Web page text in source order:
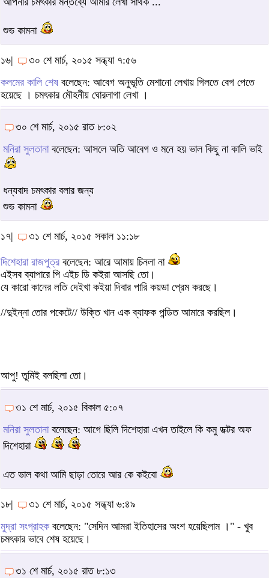
শুভ কামনা
১৬|
৩০ শে মার্চ, ২০১৫ সন্ধ্যা ৭:৫৬
কলমের কালি শেষ বলেছেন: আবেগ অনুভূতি মেশানো লেখায় গিলতে বেগ পেতে
হয়েছে । চমৎকার মৌহনীয় ঘোরলাগা লেখা ।
৩০ শে মার্চ, ২০১৫ রাত ৮:০২
মনিরা সুলতানাবলেছেন: আসলে অতি আবেগ ও মনে হয় ভাল কিছু না কালি ভাই
ধন্যবাদ চমৎকার বলার জন্য
শুভ কামনা
১৭| ৩১ শে মার্চ, ২০১৫ সকাল ১১:১৮
দিশেহারা রাজপুত্র বলেছেন: আরে আমায় চিনলা না
এইসব ব্যাপারে পি এইচ ডি কইরা আসছি তো।
যে কারো কানের লতি দেইখা কইয়া দিবার পারি কয়ডা প্রেম করছে।
//দুইন্না তোর পকেটে// উক্তি খান এক ব্যাফক পন্ডিত আমারে করছিল।
আপু! তুমিই বলছিলা তো।
৩১ শে মার্চ, ২০১৫ বিকাল ৫:০৭
মনিরা সুলতানাবলেছেন: আগে ছিলি দিশেহারা এখন তাইলে কি কমু ডক্টর অফ
দিশেহারা
এত ভাল কথা আমি ছাড়া তোরে আর কে কইবো
১৮|
৩১ শে মার্চ, ২০১৫ সন্ধ্যা ৬:৪৯
মুদ্রা সংগ্রাহকবলেছেন: "সেদিন আমরা ইতিহাসের অংশ হয়েছিলাম ।" - খুব
চমৎকার ভাবে শেষ হয়েছে।
৩১ শে মার্চ, ২০১৫ রাত ৮:১৩